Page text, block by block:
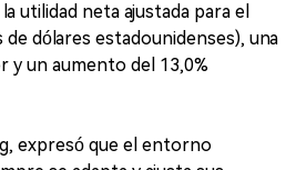
utilidad neta ajustada para el
dólares estadounidenses), una
y un aumento del 13,0%
expresó que el entorno